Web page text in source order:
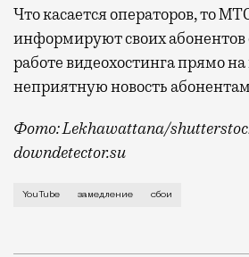
Что касается операторов, то
информируют своих абонентов
работе видеохостинга прямо
неприятную новость
Фото: Lekhawattana/
downdetector.su
Масштабные сбои в работе
YouTube замедление сбои